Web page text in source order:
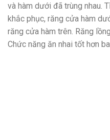
và hàm dưới đã trùng nhau.
khắc phục, răng cửa hàm
răng cửa hàm trên. Răng
Chức năng ăn nhai tốt hơn